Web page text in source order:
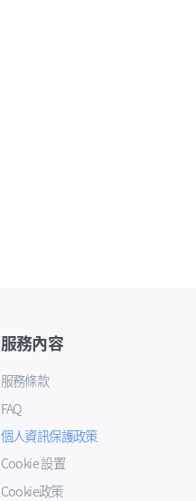
服務內容
服務條款
FAQ
個人資訊保護政策
Cookie 設置
Cookie政策